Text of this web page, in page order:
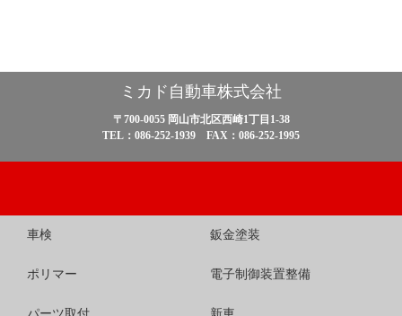
ミカド自動車株式会社
〒700-0055 岡山市北区西崎1丁目1-38
TEL：086-252-1939 FAX：086-252-1995
車検 鈑金塗装
ポリマー 電子制御装置整備